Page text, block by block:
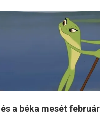
a béka mesét